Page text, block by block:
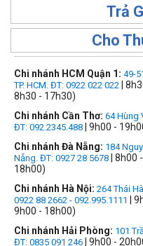
Trả
Cho
Chi nhánh HCM Quận 1: 49-
TP. HCM. ĐT: 0922 022 022 |
8h30 - 17h30)
Chi nhánh Cần Thơ: 64 Hùng
ĐT: 092.2345.488 | 9h00 -
Chi nhánh Đà Nẵng: 184
Nẵng. ĐT: 0927 28 5678 | 8h00
18h00)
Chi nhánh Hà Nội: 264 Thái
0922 88 2662 - 092.995.1111
|
9h00 - 18h00)
Chi nhánh Hải Phòng: 101
ĐT: 0835 091 246 | 9h00 -